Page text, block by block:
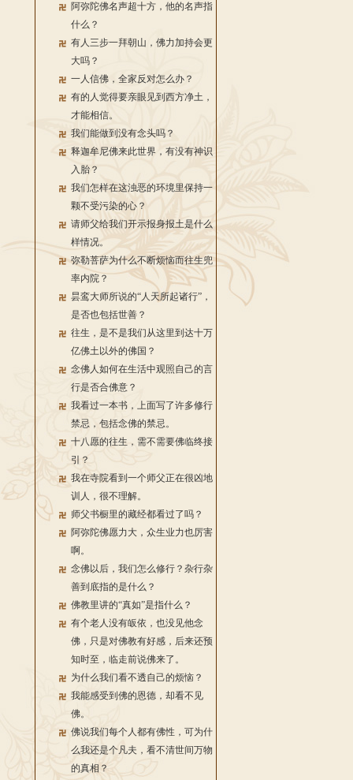
阿弥陀佛名声超十方，他的名声指
什么？
有人三步一拜朝山，佛力加持会更
大吗？
一人信佛，全家反对怎么办？
有的人觉得要亲眼见到西方净土，
才能相信。
我们能做到没有念头吗？
释迦牟尼佛来此世界，有没有神识
入胎？
我们怎样在这浊恶的环境里保持一
颗不受污染的心？
请师父给我们开示报身报土是什么
样情况。
弥勒菩萨为什么不断烦恼而往生兜
率内院？
昙鸾大师所说的“人天所起诸行”，
是否也包括世善？
往生，是不是我们从这里到达十万
亿佛土以外的佛国？
念佛人如何在生活中观照自己的言
行是否合佛意？
我看过一本书，上面写了许多修行
禁忌，包括念佛的禁忌。
十八愿的往生，需不需要佛临终接
引？
我在寺院看到一个师父正在很凶地
训人，很不理解。
师父书橱里的藏经都看过了吗？
阿弥陀佛愿力大，众生业力也厉害
啊。
念佛以后，我们怎么修行？杂行杂
善到底指的是什么？
佛教里讲的“真如”是指什么？
有个老人没有皈依，也没见他念
佛，只是对佛教有好感，后来还预
知时至，临走前说佛来了。
为什么我们看不透自己的烦恼？
我能感受到佛的恩德，却看不见
佛。
佛说我们每个人都有佛性，可为什
么我还是个凡夫，看不清世间万物
的真相？